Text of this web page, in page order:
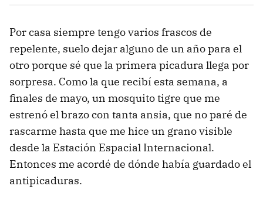
Por casa siempre tengo varios frascos de
repelente, suelo dejar alguno de un año para el
otro porque sé que la primera picadura llega por
sorpresa. Como la que recibí esta semana, a
finales de mayo, un mosquito tigre que me
estrenó el brazo con tanta ansia, que no paré de
rascarme hasta que me hice un grano visible
desde la Estación Espacial Internacional.
Entonces me acordé de dónde había guardado el
antipicaduras.